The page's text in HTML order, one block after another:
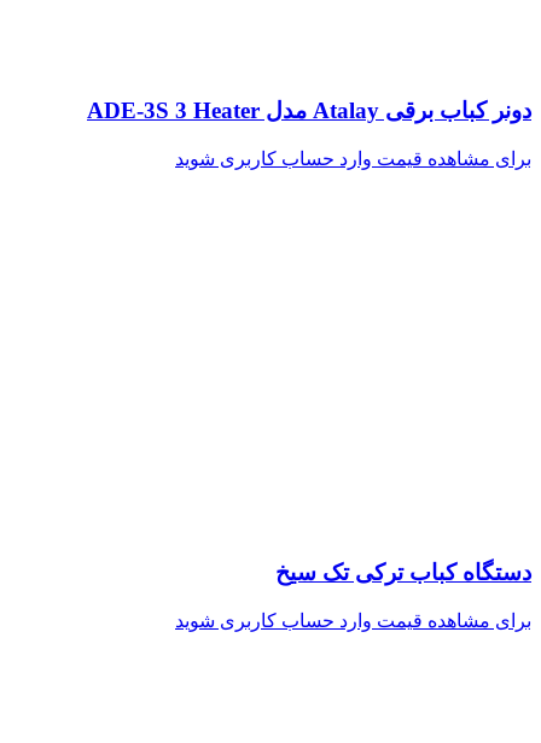
دونر کباب برقی Atalay مدل ADE-3S 3 Heater
برای مشاهده قیمت وارد حساب کاربری شوید
دستگاه کباب ترکی تک سیخ
برای مشاهده قیمت وارد حساب کاربری شوید